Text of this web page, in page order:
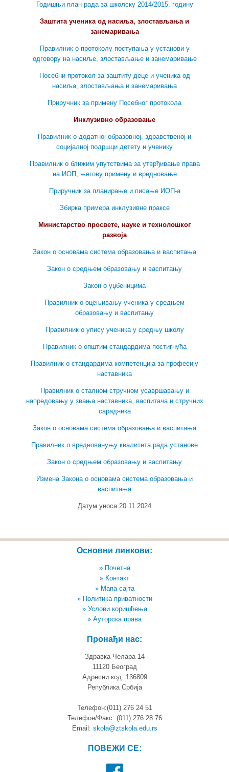
Годишњи план рада за школску 2014/2015. годину
Заштита ученика од насиља, злостављања и
занемаривања
Правилник о протоколу поступања у установи у
одговору на насиље, злостављање и занемаривање
Посебни протокол за заштиту деце и ученика од
насиља, злостављања и занемаривања
Приручник за примену Посебног протокола
Инклузивно образовање
Правилник о додатној образовној, здравственој и
социјалној подршци детету и ученику
Правилник о ближим упутствима за утврђивање права
на ИОП, његову примену и вредновање
Приручник за планирање и писање ИОП-а
Збирка примера инклузивне праксе
Министарство просвете, науке и технолошког
развоја
Закон о основама система образовања и васпитања
Закон о средњем образовању и васпитању
Закон о уџбеницима
Правилник о оцењивању ученика у средњем
образовању и васпитању
Правилник о упису ученика у средњу школу
Правилник о општим стандардима постигнућа
Правилник о стандардима компетенција за професију
наставника
Правилник о сталном стручном усавршавању и
напредовању у звања наставника, васпитача и стручних
сарадника
Закон о основама система образовања и васпитања
Правилник о вредновануњу квалитета рада установе
Закон о средњем образовању и васпитању
Измена Закона о основама система образовања и
васпитања
Датум уноса:20.11.2024
Основни линкови:
» Почетна
» Контакт
» Мапа сајта
» Политика приватности
» Услови коришћења
» Ауторска права
Пронађи нас:
Здравка Челара 14
11120 Београд
Адресни код: 136809
Република Србија
Телефон:(011) 276 24 51
Телефон/Факс: (011) 276 28 76
Email: skola@ztskola.edu.rs
ПОВЕЖИ СЕ: